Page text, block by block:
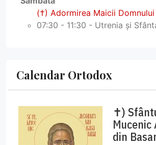
(†) Adormirea Maicii Domnului
07:30 - 11:30 - Utrenia și
Calendar Ortodox
✝)
Mucenic
din